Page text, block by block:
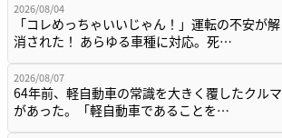
2026/08/04
「コレめっちゃいいじゃん！」運転の不安が解
消された！ あらゆる車種に対応。死…
2026/08/07
64年前、軽自動車の常識を大きく覆したクルマ
があった。「軽自動車であることを…